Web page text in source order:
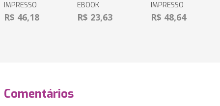
IMPRESSO
R$ 46,18
EBOOK
R$ 23,63
IMPRESSO
R$ 48,64
Comentários